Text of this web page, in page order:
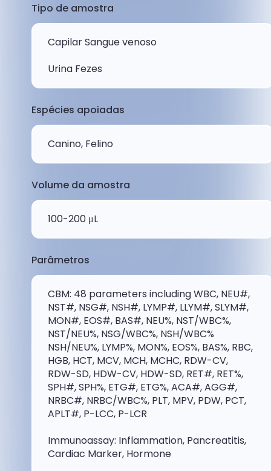
Tipo de amostra
Capilar Sangue venoso
Urina Fezes
Espécies apoiadas
Canino, Felino
Volume da amostra
100-200 μL
Parâmetros
CBM: 48 parameters including WBC, NEU#,
NST#, NSG#, NSH#, LYMP#, LLYM#, SLYM#,
MON#, EOS#, BAS#, NEU%, NST/WBC%,
NST/NEU%, NSG/WBC%, NSH/WBC%
NSH/NEU%, LYMP%, MON%, EOS%, BAS%, RBC,
HGB, HCT, MCV, MCH, MCHC, RDW-CV,
RDW-SD, HDW-CV, HDW-SD, RET#, RET%,
SPH#, SPH%, ETG#, ETG%, ACA#, AGG#,
NRBC#, NRBC/WBC%, PLT, MPV, PDW, PCT,
APLT#, P-LCC, P-LCR
Immunoassay: Inflammation, Pancreatitis,
Cardiac Marker, Hormone